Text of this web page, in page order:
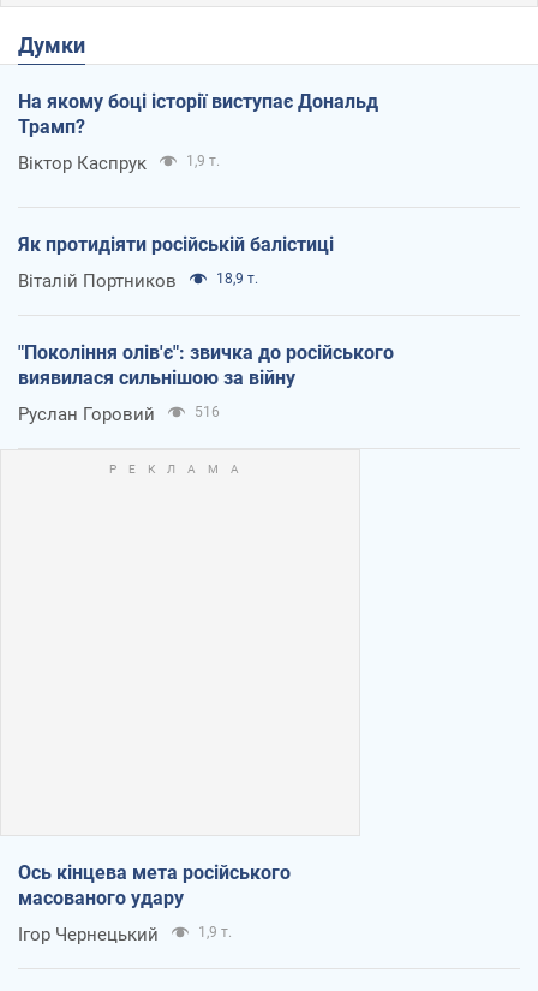
Думки
На якому боці історії виступає Дональд
Трамп?
Віктор Каспрук 1,9 т.
Як протидіяти російській балістиці
Віталій Портников 18,9 т.
"Покоління олів'є": звичка до російського
виявилася сильнішою за війну
Руслан Горовий 516
Ось кінцева мета російського
масованого удару
Ігор Чернецький 1,9 т.